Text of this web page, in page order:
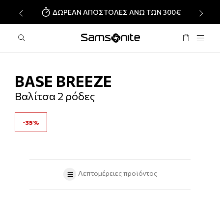
ΔΩΡΕΑΝ ΑΠΟΣΤΟΛΕΣ ΑΝΩ ΤΩΝ 300€
BASE BREEZE
Βαλίτσα 2 ρόδες
-35%
Λεπτομέρειες προϊόντος